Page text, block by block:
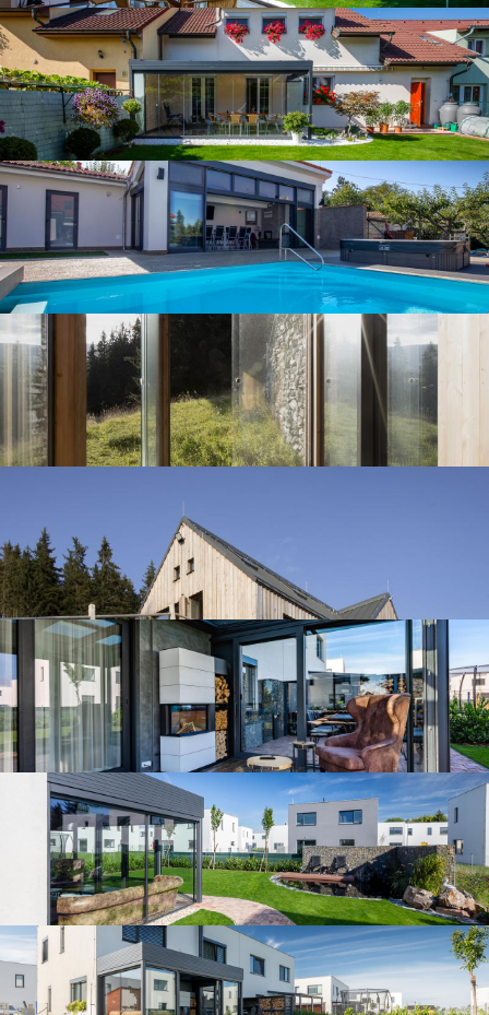
Posuvné stěny SF20
Posuvné stěny SF20
Moderní zimní zahrada u Prahy
Moderní zastřešená terasa
Moderní zimní zahrada u Prahy
Moderní zimní zahrada u Prahy